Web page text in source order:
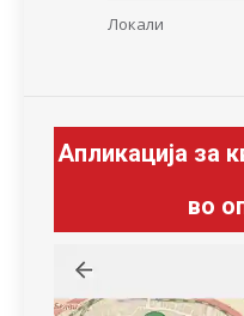
Локали
Апликација за
во